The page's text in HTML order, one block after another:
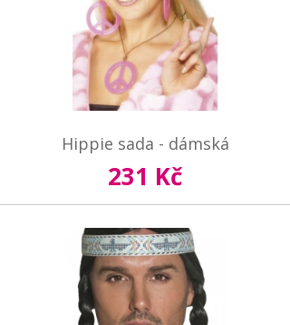
Hippie sada - dámská
231 Kč